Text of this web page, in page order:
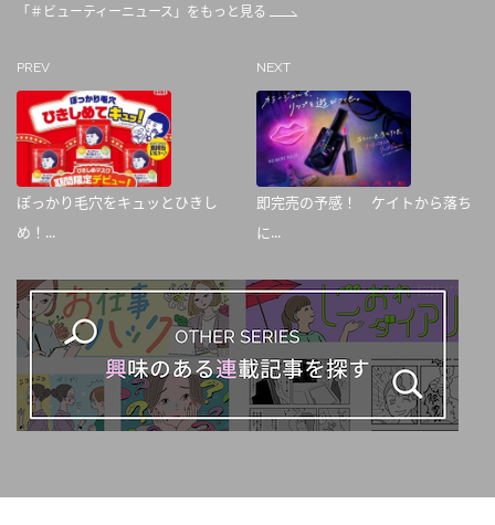
「＃ビューティーニュース」をもっと見る
PREV
ぽっかり毛穴をキュッとひきし
め！...
NEXT
即完売の予感！ ケイトから落ち
に...